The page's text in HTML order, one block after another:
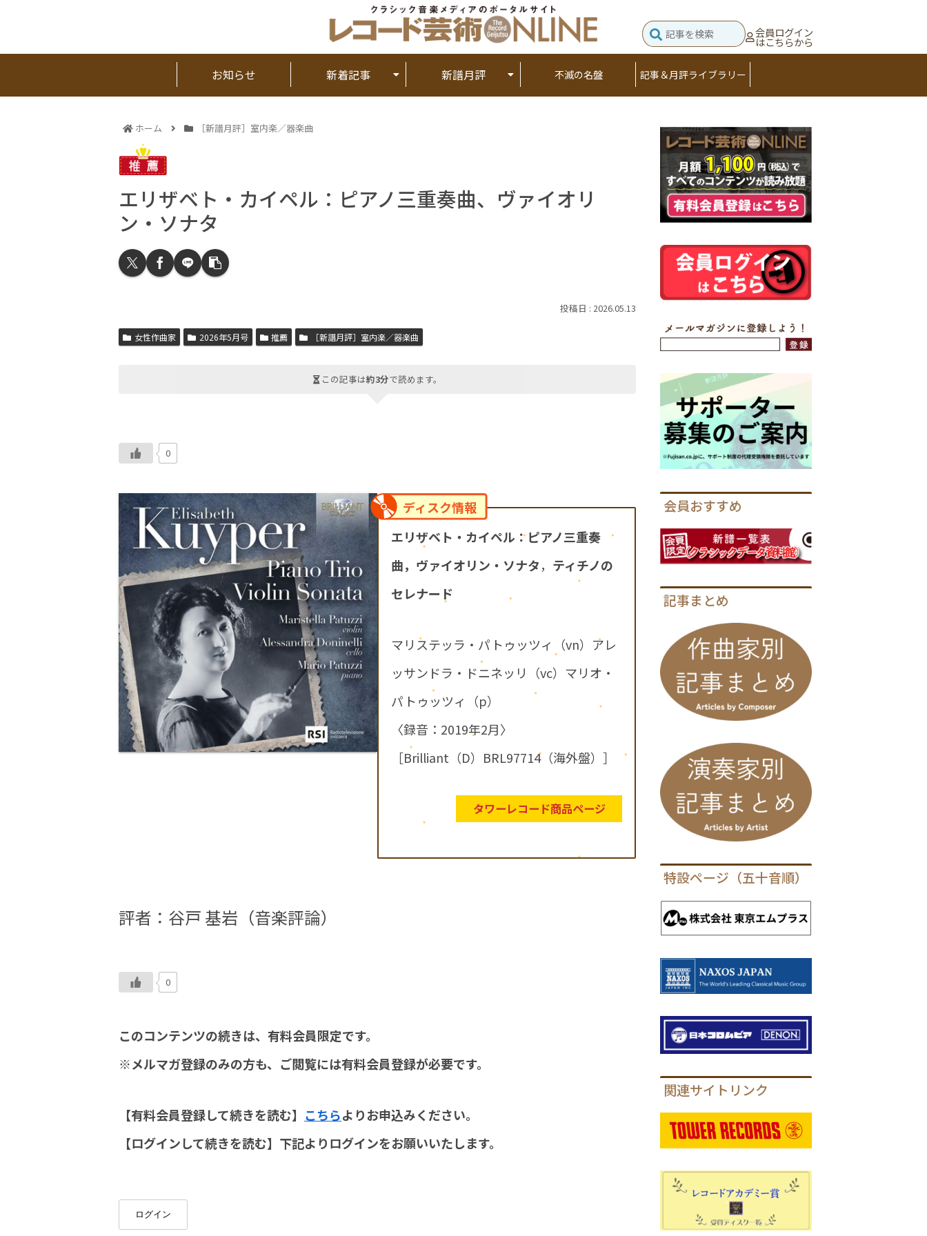
会員ログイン
はこちらから
お知らせ 新着記事 新譜月評 不滅の名盤 記事＆月評ライブラリー
ホーム ［新譜月評］室内楽／器楽曲
エリザベト・カイペル：ピアノ三重奏曲、ヴァイオリ
ン・ソナタ
2026.05.13
女性作曲家 2026年5月号 推薦 ［新譜月評］室内楽／器楽曲
この記事は約3分で読めます。
0
ディスク情報
エリザベト・カイペル：ピアノ三重奏
曲，ヴァイオリン・ソナタ， ティチノの
セレナード
マリステッラ・パトゥッツィ（vn）アレ
ッサンドラ・ドニネッリ（vc）マリオ・
パトゥッツィ（p）
〈録音：2019年2月〉
［Brilliant（D）BRL97714（海外盤）］
タワーレコード商品ページ
評者：谷戸 基岩（音楽評論）
0
このコンテンツの続きは、有料会員限定です。
※メルマガ登録のみの方も、ご閲覧には有料会員登録が必要です。
【有料会員登録して続きを読む】 こちらよりお申込みください。
【ログインして続きを読む】下記よりログインをお願いいたします。
ログイン
会員おすすめ
記事まとめ
特設ページ（五十音順）
関連サイトリンク